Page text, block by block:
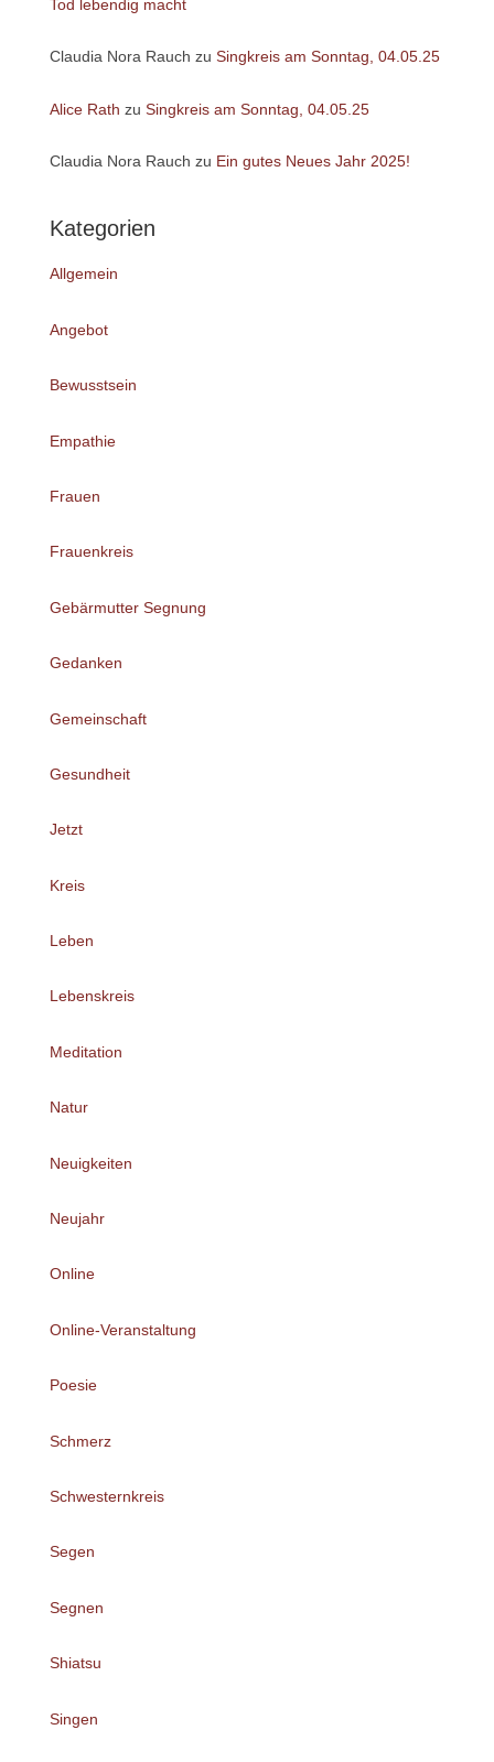
Tod lebendig macht
Claudia Nora Rauch zu Singkreis am Sonntag, 04.05.25
Alice Rath zu Singkreis am Sonntag, 04.05.25
Claudia Nora Rauch zu Ein gutes Neues Jahr 2025!
Kategorien
Allgemein
Angebot
Bewusstsein
Empathie
Frauen
Frauenkreis
Gebärmutter Segnung
Gedanken
Gemeinschaft
Gesundheit
Jetzt
Kreis
Leben
Lebenskreis
Meditation
Natur
Neuigkeiten
Neujahr
Online
Online-Veranstaltung
Poesie
Schmerz
Schwesternkreis
Segen
Segnen
Shiatsu
Singen